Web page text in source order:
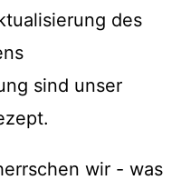
des
sind unser
wir - was